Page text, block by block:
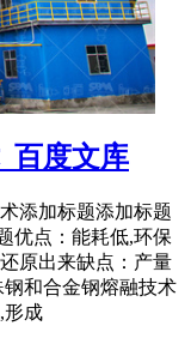
百度文库
添加标题添加标题
点：能耗低,环保
原出来缺点：产量
和合金钢熔融技术
形成